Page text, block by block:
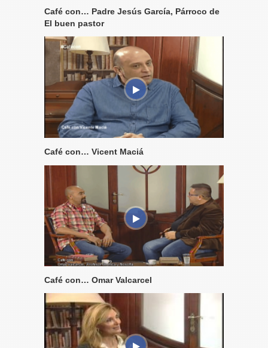
Café con… Padre Jesús García, Párroco de
El buen pastor
Café con… Vicent Maciá
Café con… Omar Valcarcel